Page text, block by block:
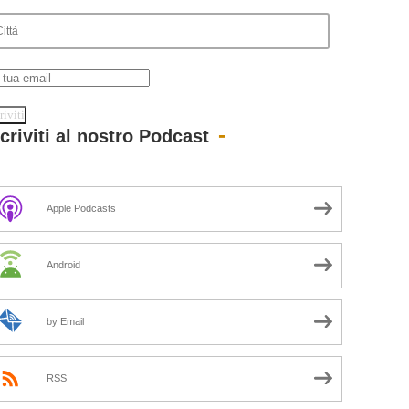
al nostro Podcast
Apple Podcasts
Android
by Email
RSS